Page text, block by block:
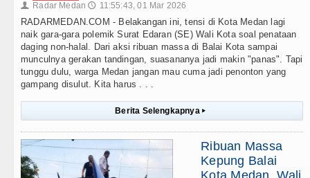
👤 Radar Medan 🕔 11:55:43, 01 Mar 2026
RADARMEDAN.COM - Belakangan ini, tensi di Kota Medan lagi
naik gara-gara polemik Surat Edaran (SE) Wali Kota soal penataan
daging non-halal. Dari aksi ribuan massa di Balai Kota sampai
munculnya gerakan tandingan, suasananya jadi makin "panas". Tapi
tunggu dulu, warga Medan jangan mau cuma jadi penonton yang
gampang disulut. Kita harus . . .
Berita Selengkapnya ▸
Ribuan Massa
Kepung Balai